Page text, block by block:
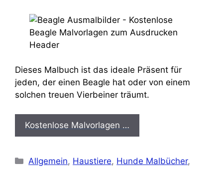
Dieses Malbuch ist das ideale Präsent für
jeden, der einen Beagle hat oder von einem
solchen treuen Vierbeiner träumt.
Kostenlose Malvorlagen …
Kategorien
Allgemein, Haustiere, Hunde Malbücher,